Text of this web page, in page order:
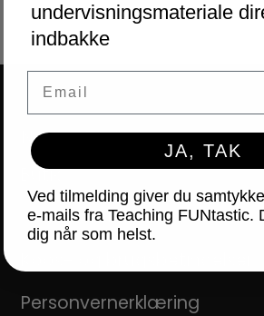
NAVIGATION
Butik
Gratis materiale
Personvernerklæring
undervisningsmateriale
indbakke
JA, TAK
Ved tilmelding giver du
e-mails fra Teaching FUNtastic.
dig når som helst.